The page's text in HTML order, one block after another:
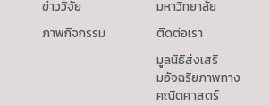
ข่าววิจัย
ภาพกิจกรรม
มหาวิทยาลัย
ติดต่อเรา
มูลนิธิส่งเสริ
มอัจฉริยภาพทาง
คณิตศาสตร์